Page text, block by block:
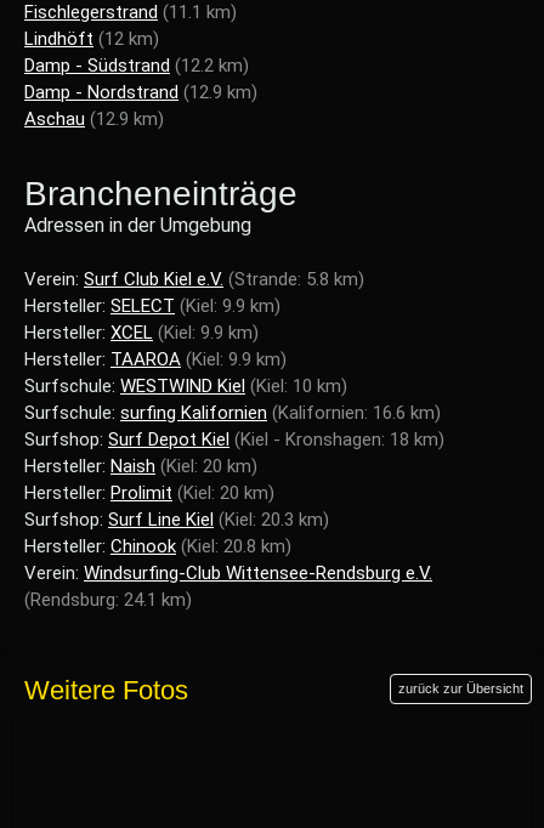
Fischlegerstrand (11.1 km)
Lindhöft (12 km)
Damp - Südstrand (12.2 km)
Damp - Nordstrand (12.9 km)
Aschau (12.9 km)
Brancheneinträge
Adressen in der Umgebung
Verein: Surf Club Kiel e.V. (Strande: 5.8 km)
Hersteller: SELECT (Kiel: 9.9 km)
Hersteller: XCEL (Kiel: 9.9 km)
Hersteller: TAAROA (Kiel: 9.9 km)
Surfschule: WESTWIND Kiel (Kiel: 10 km)
Surfschule: surfing Kalifornien (Kalifornien: 16.6 km)
Surfshop: Surf Depot Kiel (Kiel - Kronshagen: 18 km)
Hersteller: Naish (Kiel: 20 km)
Hersteller: Prolimit (Kiel: 20 km)
Surfshop: Surf Line Kiel (Kiel: 20.3 km)
Hersteller: Chinook (Kiel: 20.8 km)
Verein: Windsurfing-Club Wittensee-Rendsburg e.V.
(Rendsburg: 24.1 km)
Weitere Fotos zurück zur Übersicht